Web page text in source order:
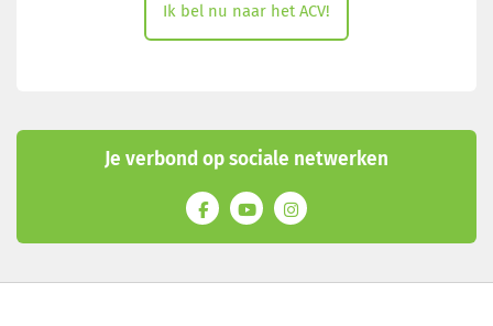
Ik bel nu naar het ACV!
Je verbond op sociale netwerken